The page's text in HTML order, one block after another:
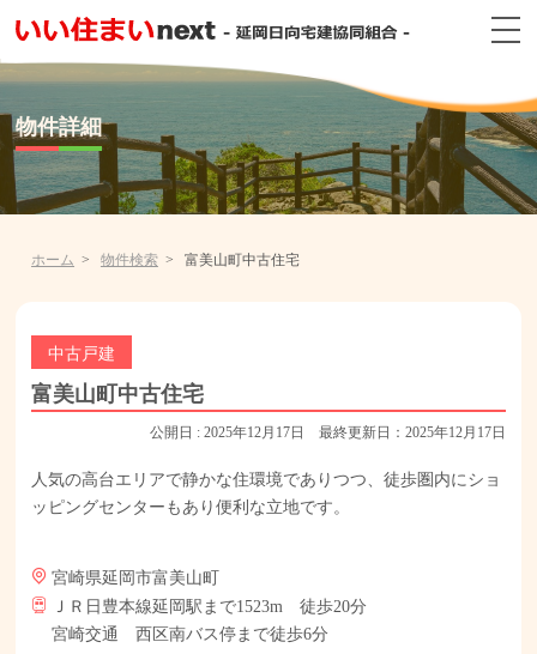
物件詳細
ホーム 物件検索 富美山町中古住宅
中古戸建
富美山町中古住宅
公開日 : 2025年12月17日 最終更新日：2025年12月17日
人気の高台エリアで静かな住環境でありつつ、徒歩圏内にショ
ッピングセンターもあり便利な立地です。
宮崎県延岡市富美山町
ＪＲ日豊本線延岡駅まで1523m 徒歩20分
宮崎交通 西区南バス停まで徒歩6分